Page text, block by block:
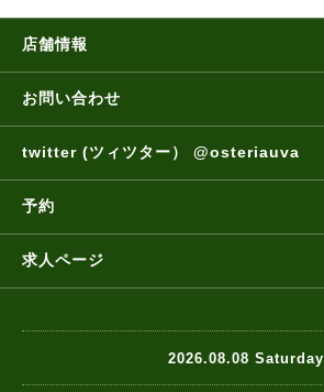
店舗情報
お問い合わせ
twitter (ツィツター） @osteriauva
予約
求人ページ
2026.08.08 Saturday